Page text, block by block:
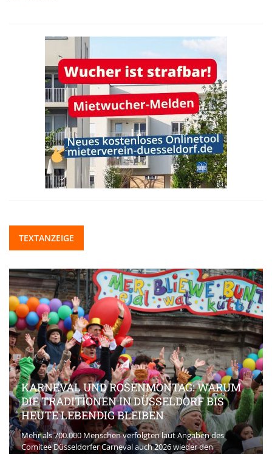
TEXTANZEIGE
KARNEVAL UND ROSENMONTAG: WARUM
DIE TRADITIONEN IN DÜSSELDORF BIS
HEUTE LEBENDIG BLEIBEN
Mehr als 700.000 Menschen verfolgten laut Angaben des
Comitee Düsseldorfer Carneval auch 2026 wieder den